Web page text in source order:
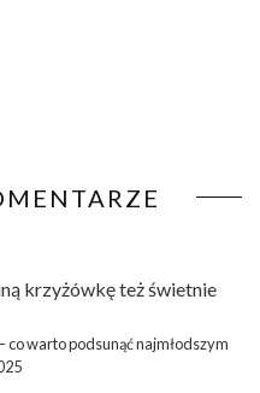
krzyżówkęteż świetnie
warto podsunąć najmłodszym